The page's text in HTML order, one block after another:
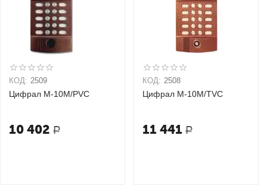
КОД: 2509
Цифрал M-10M/PVC
10 402 Р
КОД: 2508
Цифрал M-10M/TVC
11 441 Р